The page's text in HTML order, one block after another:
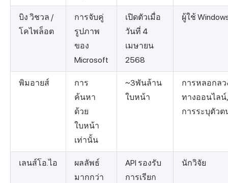
บิง วิชวล /
โคไพล็อต
การจับคู่
รูปภาพ
ของ
Microsoft
เปิดตัวเมื่อ
วันที่ 4
เมษายน
2568
ผู้ใช้
พิมอายส์
การ
ค้นหา
ด้วย
ใบหน้า
เท่านั้น
~3พันล้าน
ใบหน้า
การหลอกลว
ทางออนไลน์,
การระบุตัวต
เลนส์โอ.ไอ
ผลลัพธ์
มากกว่า
API รองรับ
การเรียก
นักวิจัย